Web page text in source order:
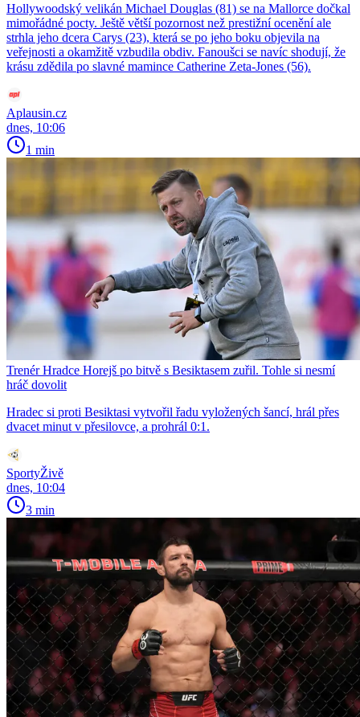
Hollywoodský velikán Michael Douglas (81) se na Mallorce dočkal
mimořádné pocty. Ještě větší pozornost než prestižní ocenění ale
strhla jeho dcera Carys (23), která se po jeho boku objevila na
veřejnosti a okamžitě vzbudila obdiv. Fanoušci se navíc shodují, že
krásu zdědila po slavné mamince Catherine Zeta-Jones (56).
Aplausin.cz
dnes, 10:06
1 min
Trenér Hradce Horejš po bitvě s Besiktasem zuřil. Tohle si nesmí
hráč dovolit
Hradec si proti Besiktasi vytvořil řadu vyložených šancí, hrál přes
dvacet minut v přesilovce, a prohrál 0:1.
SportyŽivě
dnes, 10:04
3 min